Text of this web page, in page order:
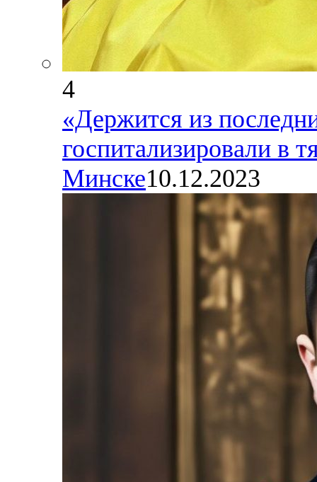
4
«Держится из
госпитализировали в
Минске10.12.2023